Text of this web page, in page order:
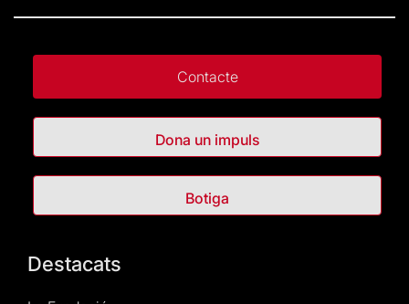
Contacte
Dona un impuls
Botiga
Destacats